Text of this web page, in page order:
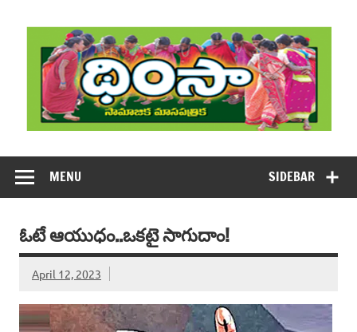
content
DHIMSA
SIDEBAR
MENU
ఓటే ఆయుధం..ఒకటై సాగుదాం!
April 12, 2023